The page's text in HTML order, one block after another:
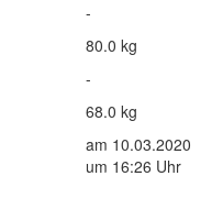
-
80.0 kg
-
68.0 kg
am 10.03.2020
um 16:26 Uhr